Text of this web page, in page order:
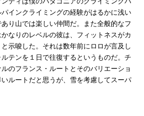
インクライミングの経験がはるかに浅い
り山では楽しい仲間だ。また全般的なフ
なりのレベルの彼は、フィットネスがカ
示唆した。それは数年前にロロが言及し
テンを１日で往復するというものだ。チ
のフランス・ルートとそのバリエーショ
ルートだと思うが、雪を考慮してスーパ